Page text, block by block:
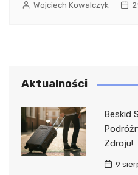
Wojciech Kowalczyk
Aktualności
Beskid
Zdroju!
9